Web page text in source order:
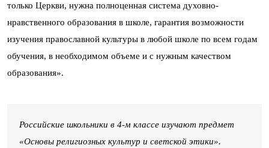
только Церкви, нужна полноценная система духовно-
нравственного образования в школе, гарантия возможности
изучения православной культуры в любой школе по всем годам
обучения, в необходимом объеме и с нужным качеством
образования».
Российские школьники в 4-м классе изучают предмет
«Основы религиозных культур и светской этики».